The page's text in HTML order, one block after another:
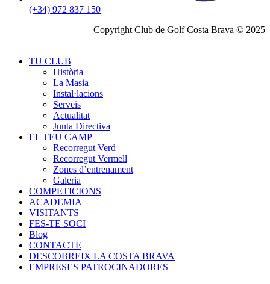
(+34) 972 837 150
Copyright Club de Golf Costa Brava © 2025
TU CLUB
Història
La Masia
Instal·lacions
Serveis
Actualitat
Junta Directiva
EL TEU CAMP
Recorregut Verd
Recorregut Vermell
Zones d’entrenament
Galeria
COMPETICIONS
ACADEMIA
VISITANTS
FES-TE SOCI
Blog
CONTACTE
DESCOBREIX LA COSTA BRAVA
EMPRESES PATROCINADORES